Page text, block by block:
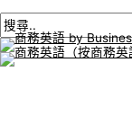
至
內
容
選
文
導
航
此
輸
名
*
子
郵
商
務
英
搜
尋
: